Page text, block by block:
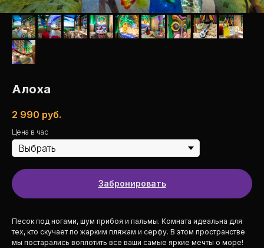
Алоха
2 990 руб.
Цена в час
Забронировать
Песок под ногами, шум прибоя и пальмы. Комната идеальна для
тех, кто скучает по жарким пляжам и серфу. В этом пространстве
мы постарались воплотить все ваши самые яркие мечты о море!